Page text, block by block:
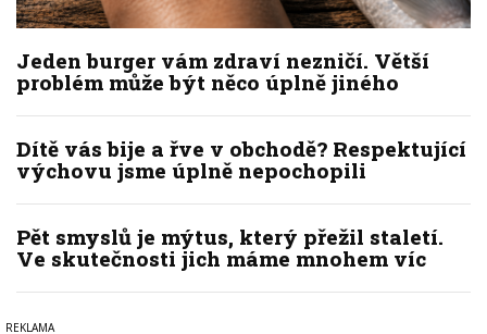
Jeden burger vám zdraví nezničí. Větší
problém může být něco úplně jiného
Dítě vás bije a řve v obchodě? Respektující
výchovu jsme úplně nepochopili
Pět smyslů je mýtus, který přežil staletí.
Ve skutečnosti jich máme mnohem víc